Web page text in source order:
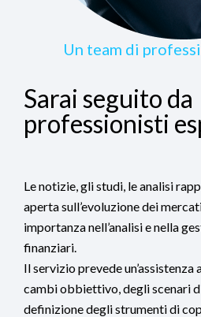
Un team di
Sarai seguito da
professionisti
Le notizie, gli studi, le analisi
aperta sull’evoluzione dei
importanza nell’analisi e nella
finanziari.
Il servizio prevede
cambi obbiettivo, degli scenari
definizione degli strumenti di